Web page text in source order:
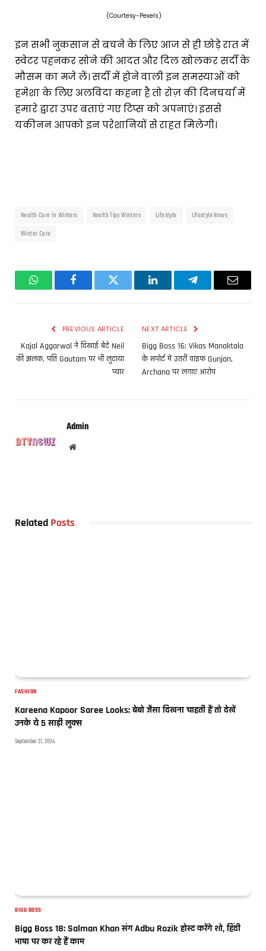
(Courtesy-Pexels)
इन सभी नुकसान से बचने के लिए आज से ही छोड़े रात में
स्वेटर पहनकर सोने की आदत और दिल खोलकर सर्दी के
मौसम का मजे लें। सर्दी में होने वाली इन समस्याओं को
हमेशा के लिए अलविदा कहना है तो रोज़ की दिनचर्या में
हमारे द्वारा उपर बताएं गए टिप्स को अपनाएं। इससे
यकीनन आपको इन परेशानियों से राहत मिलेगी।
Health Care In Winters Health Tips Winters Lifestyle
Lifestyle News
Winter Care
WhatsAppFacebookTwitter LinkedInTelegramEmail
PREVIOUS ARTICLE
Kajal Aggarwal ने दिखाई बेटे Neil
की झलक, पति Gautam पर भी लुटाया
प्यार
NEXT ARTICLE
Bigg Boss 16: Vikas Manaktala
के सपोर्ट में उतरीं वाइफ Gunjan,
Archana पर लगाए आरोप
Admin
Website
Related Posts
FASHION
Kareena Kapoor Saree Looks: बेबो जैसा दिखना चाहती हैं तो देखें
उनके ये 5 साड़ी लुक्स
September 21, 2024
BIGG BOSS
Bigg Boss 18: Salman Khan संग Adbu Rozik होस्ट करेंगे शो, हिंदी
भाषा पर कर रहे हैं काम